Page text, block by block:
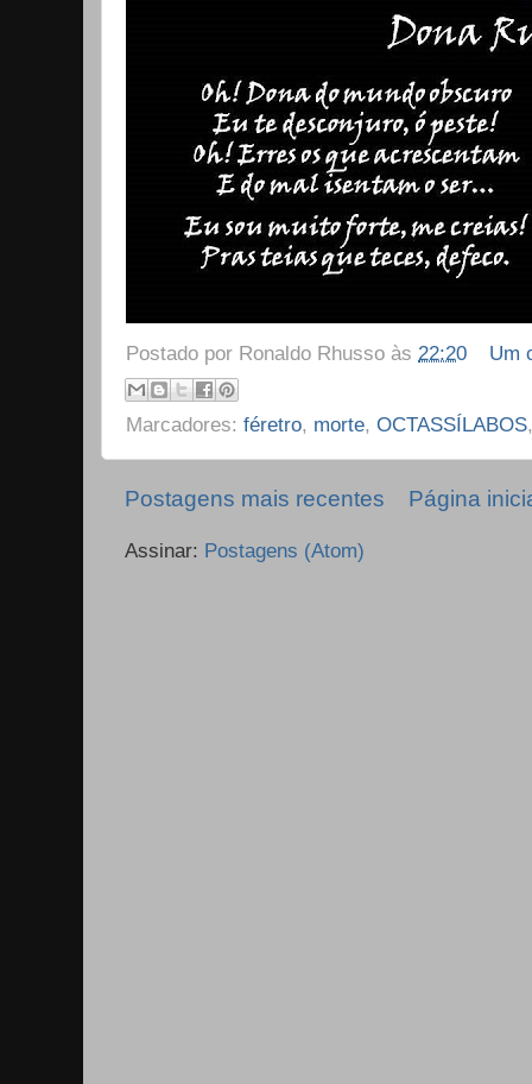
Postado por Ronaldo Rhusso às 22:20 Um
Marcadores: féretro, morte, OCTASSÍLABOS
Postagens mais recentes Página
Assinar: Postagens (Atom)